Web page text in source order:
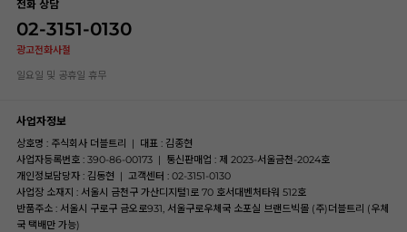
전화 상담
02-3151-0130
광고전화사절
일요일 및 공휴일 휴무
사업자정보
상호명 : 주식회사 더블트리 | 대표 : 김종현
사업자등록번호 : 390-86-00173 | 통신판매업 : 제 2023-서울금천-2024호
개인정보담당자 : 김동현 | 고객센터 : 02-3151-0130
사업장 소재지 : 서울시 금천구 가산디지털1로 70 호서대벤처타워 512호
반품주소 : 서울시 구로구 금오로931, 서울구로우체국 소포실 브랜드빅몰 (주)더블트리 (우체
국 택배만 가능)